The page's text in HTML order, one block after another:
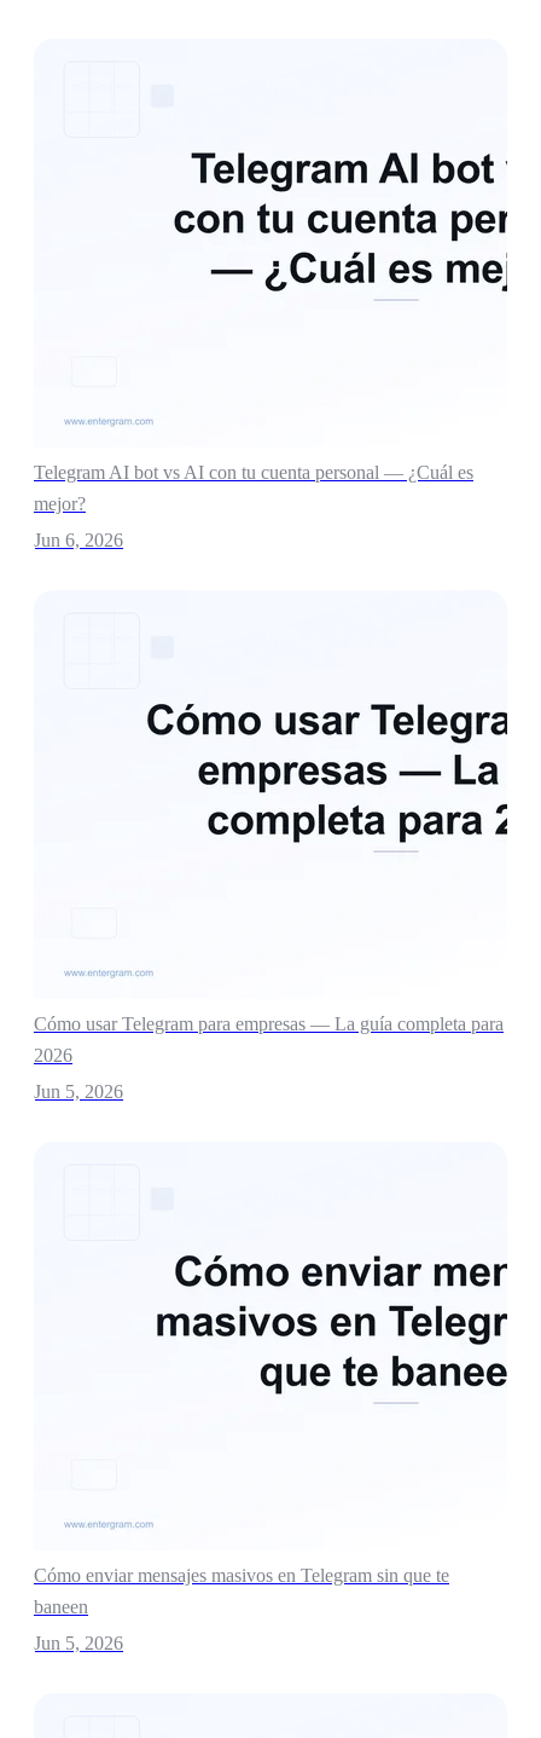
Telegram AI bot vs AI con tu cuenta personal — ¿Cuál es
mejor?
Jun 6, 2026
Cómo usar Telegram para empresas — La guía completa para
2026
Jun 5, 2026
Cómo enviar mensajes masivos en Telegram sin que te
baneen
Jun 5, 2026